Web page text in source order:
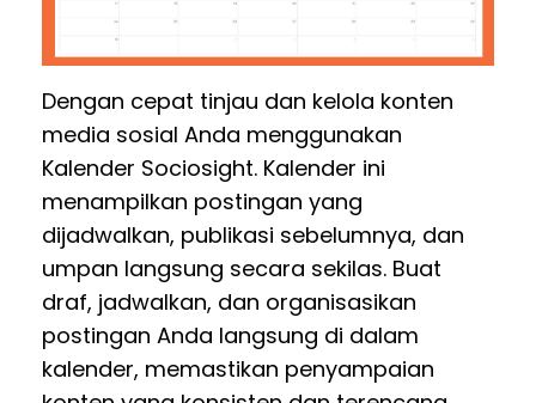
Dengan cepat tinjau dan kelola konten
media sosial Anda menggunakan
Kalender Sociosight. Kalender ini
menampilkan postingan yang
dijadwalkan, publikasi sebelumnya, dan
umpan langsung secara sekilas. Buat
draf, jadwalkan, dan organisasikan
postingan Anda langsung di dalam
kalender, memastikan penyampaian